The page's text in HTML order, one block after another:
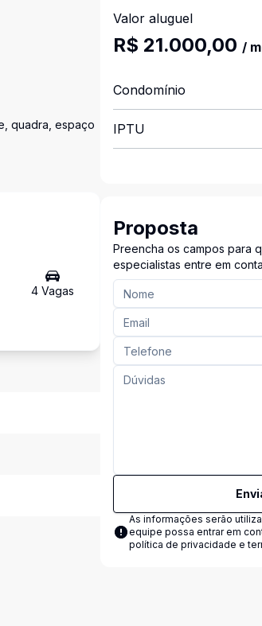
quadra, espaço
4Vagas
Valor aluguel
R$ 21.000,00 /
Condomínio
IPTU
Proposta
Preencha os campos para
especialistas entre em
As informações serão
equipe possa entrar em
política de privacidade e